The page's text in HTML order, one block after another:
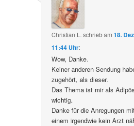
Christian L.schriebam18.
11:44 Uhr:
Wow, Danke.
Keiner anderen Sendung
zugehört, als dieser.
Das Thema ist mir als
wichtig.
Danke für die Anregungen
einem irgendwie kein Arzt